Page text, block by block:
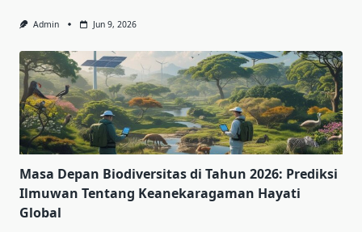
Admin Jun 9, 2026
Masa Depan Biodiversitas di Tahun 2026: Prediksi
Ilmuwan Tentang Keanekaragaman Hayati
Global